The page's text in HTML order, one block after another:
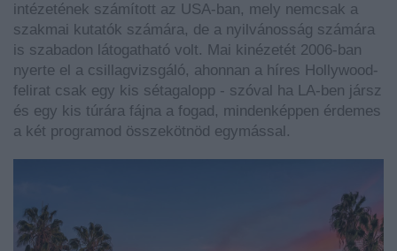
intézetének számított az USA-ban, mely nemcsak a
szakmai kutatók számára, de a nyilvánosság számára
is szabadon látogatható volt. Mai kinézetét 2006-ban
nyerte el a csillagvizsgáló, ahonnan a híres Hollywood-
felirat csak egy kis sétagalopp - szóval ha LA-ben jársz
és egy kis túrára fájna a fogad, mindenképpen érdemes
a két programod összekötnöd egymással.